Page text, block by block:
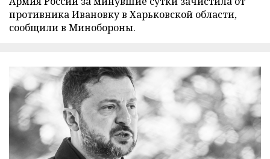
противника Ивановку в Харьковской области,
сообщили в Минобороны.